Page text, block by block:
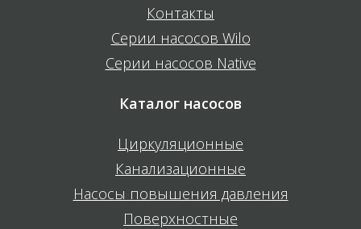
Контакты
Серии насосов Wilo
Серии насосов Native
Каталог насосов
Циркуляционные
Канализационные
Насосы повышения давления
Поверхностные